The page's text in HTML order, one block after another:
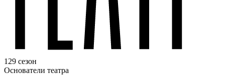
129 сезон
Основатели театра